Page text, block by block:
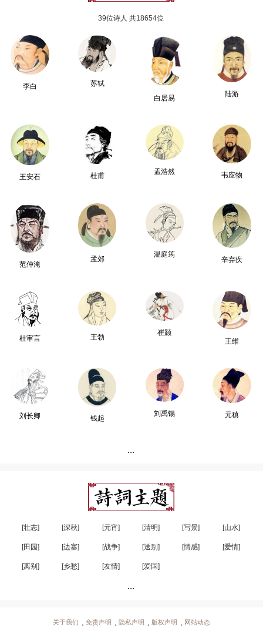
39位诗人 共18654位
李白
苏轼
白居易
陆游
王安石 杜甫
孟浩然 韦应物
范仲淹
孟郊
温庭筠
辛弃疾
杜审言 王勃
崔颢
王维
刘长卿 钱起
刘禹锡 元稹
...
[壮志] [深秋] [元宵] [清明] [写景] [山水]
[田园] [边塞] [战争] [送别] [情感] [爱情]
[离别] [乡愁] [友情] [爱国]
...
关于我们 免责声明 隐私声明 版权声明 网站动态